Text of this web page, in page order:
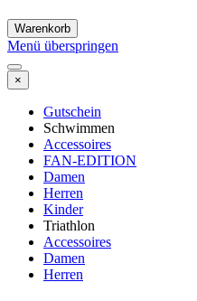
Warenkorb
Menü überspringen
×
Gutschein
Schwimmen
Accessoires
FAN-EDITION
Damen
Herren
Kinder
Triathlon
Accessoires
Damen
Herren